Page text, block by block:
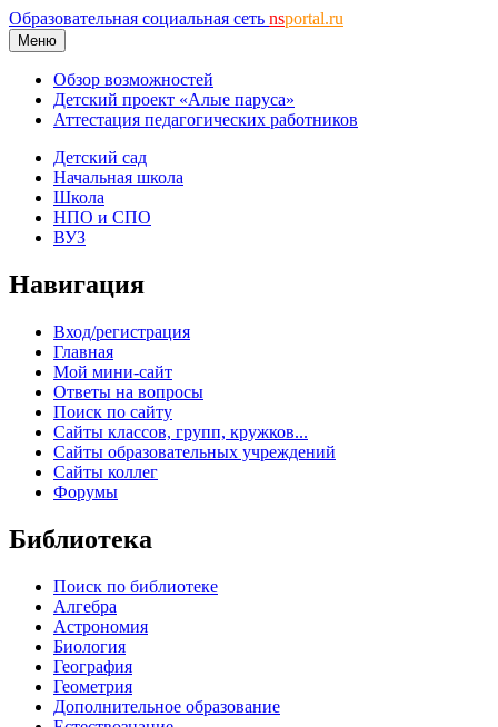
Образовательная социальная сеть nsportal.ru
Меню
Обзор возможностей
Детский проект «Алые паруса»
Аттестация педагогических работников
Детский сад
Начальная школа
Школа
НПО и СПО
ВУЗ
Навигация
Вход/регистрация
Главная
Мой мини-сайт
Ответы на вопросы
Поиск по сайту
Сайты классов, групп, кружков...
Сайты образовательных учреждений
Сайты коллег
Форумы
Библиотека
Поиск по библиотеке
Алгебра
Астрономия
Биология
География
Геометрия
Дополнительное образование